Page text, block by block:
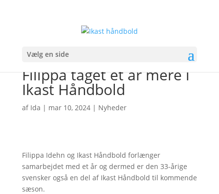
Vælg en side
Filippa taget et år mere i
Ikast Håndbold
af Ida | mar 10, 2024| Nyheder
Filippa Idehn og Ikast Håndbold forlænger
samarbejdet med et år og dermed er den 33-årige
svensker også en del af Ikast Håndbold til kommende
sæson.